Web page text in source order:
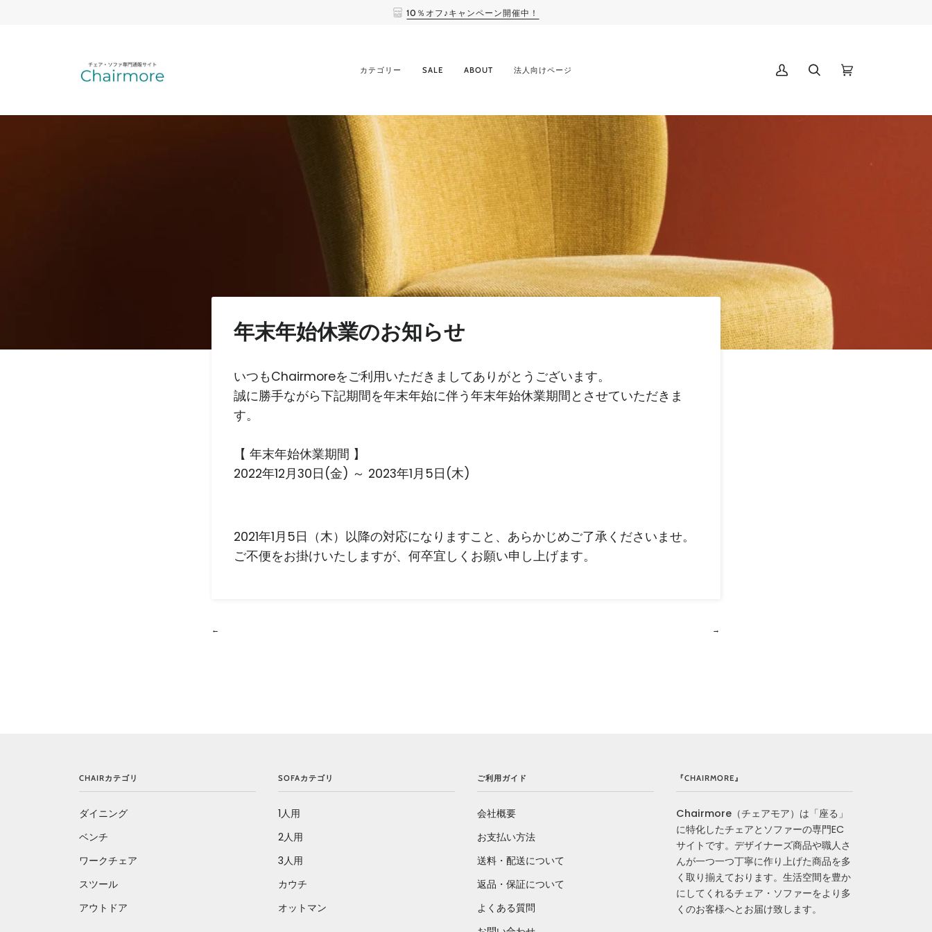
10％オフ♪キャンペーン開催中！
カテゴリー SALE ABOUT 法人向けページ
マ
年末年始休業のお知らせ
いつもChairmoreをご利用いただきましてありがとうございます。
誠に勝手ながら下記期間を年末年始に伴う年末年始休業期間とさせていただきま
す。
【 年末年始休業期間 】
2022年12月30日(金) ～ 2023年1月5日(木)
2021年1月5日（木）以降の対応になりますこと、あらかじめご了承くださいませ。
ご不便をお掛けいたしますが、何卒宜しくお願い申し上げます。
← →
CHAIRカテゴリ
ダイニング
ベンチ
ワークチェア
スツール
アウトドア
SOFAカテゴリ
1人用
2人用
3人用
カウチ
オットマン
ご利用ガイド
会社概要
お支払い方法
送料・配送について
返品・保証について
よくある質問
『CHAIRMORE』
Chairmore （チェアモア）は「座る」
に特化したチェアとソファーの専門EC
サイトです。デザイナーズ商品や職人さ
んが一つ一つ丁寧に作り上げた商品を多
く取り揃えております。生活空間を豊か
にしてくれるチェア・ソファーをより多
くのお客様へとお届け致します。